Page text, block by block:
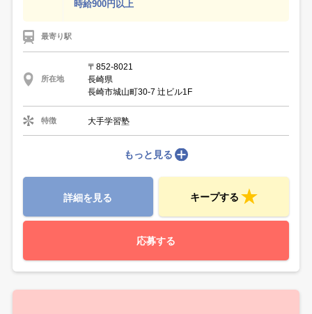
時給900円以上
最寄り駅
所在地
〒852-8021
長崎県
長崎市城山町30-7 辻ビル1F
特徴 大手学習塾
もっと見る
詳細を見る キープする
応募する